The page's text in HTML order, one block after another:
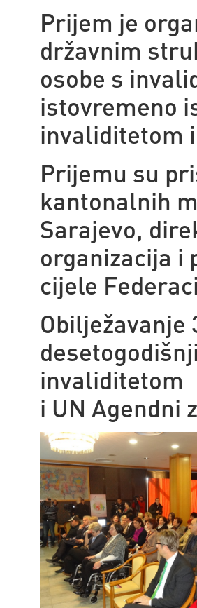
Prijem je
državnim
osobe s
istovremeno
invaliditetom
Prijemu su
kantonalnih
Sarajevo,
organizacija i
cijele
Obilježavanje
invaliditetom
i UN Agendni